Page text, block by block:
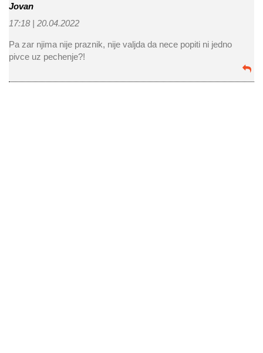
Jovan
17:18 | 20.04.2022
Pa zar njima nije praznik, nije valjda da nece popiti ni jedno
pivce uz pechenje?!